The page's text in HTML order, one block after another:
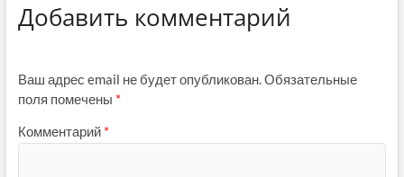
Добавить комментарий
Ваш адрес email не будет опубликован.Обязательные
поля помечены *
Комментарий *